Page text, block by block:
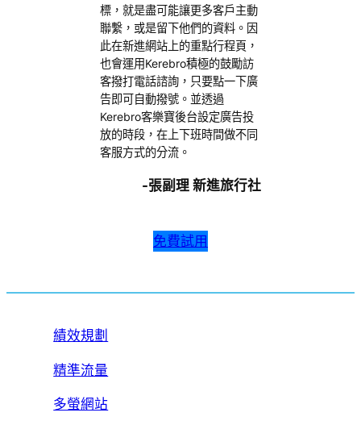
標，就是盡可能讓更多客戶主動
聯繫，或是留下他們的資料。因
此在新進網站上的重點行程頁，
也會運用Kerebro積極的鼓勵訪
客撥打電話諮詢，只要點一下廣
告即可自動撥號。並透過
Kerebro客樂寶後台設定廣告投
放的時段，在上下班時間做不同
客服方式的分流。
-張副理 新進旅行社
免費試用
績效規劃
精準流量
多螢網站